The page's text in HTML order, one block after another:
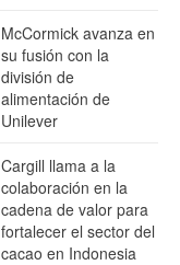
McCormick avanza en
su fusión con la
división de
alimentación de
Unilever
Cargill llama a la
colaboración en la
cadena de valor para
fortalecer el sector del
cacao en Indonesia